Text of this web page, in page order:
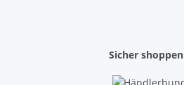
Sicher shoppen